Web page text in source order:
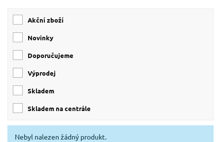
EXTOL-CRAFT
EXTOL-INDUSTRIAL
EXTOL-PREMIUM
MAR-POL
Akční zboží
Novinky
Doporučujeme
Výprodej
skladem
skladem na centrále
Nebyl nalezen žádný produkt.